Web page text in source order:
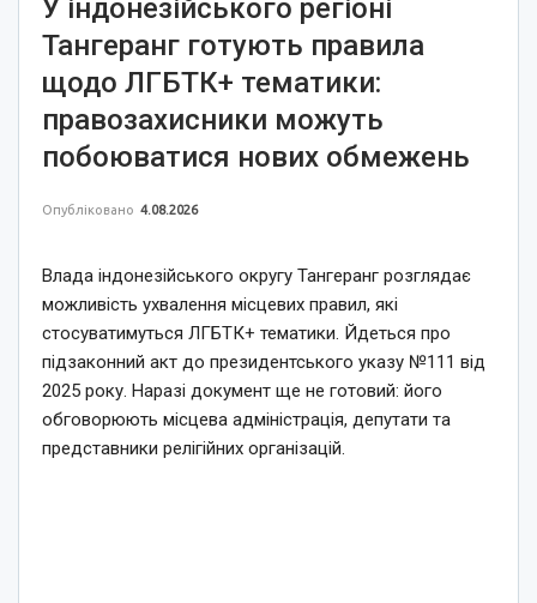
У індонезійського регіоні
Тангеранг готують правила
щодо ЛГБТК+ тематики:
правозахисники можуть
побоюватися нових обмежень
Опубліковано 4.08.2026
Влада індонезійського округу Тангеранг розглядає
можливість ухвалення місцевих правил, які
стосуватимуться ЛГБТК+ тематики. Йдеться про
підзаконний акт до президентського указу №111 від
2025 року. Наразі документ ще не готовий: його
обговорюють місцева адміністрація, депутати та
представники релігійних організацій.